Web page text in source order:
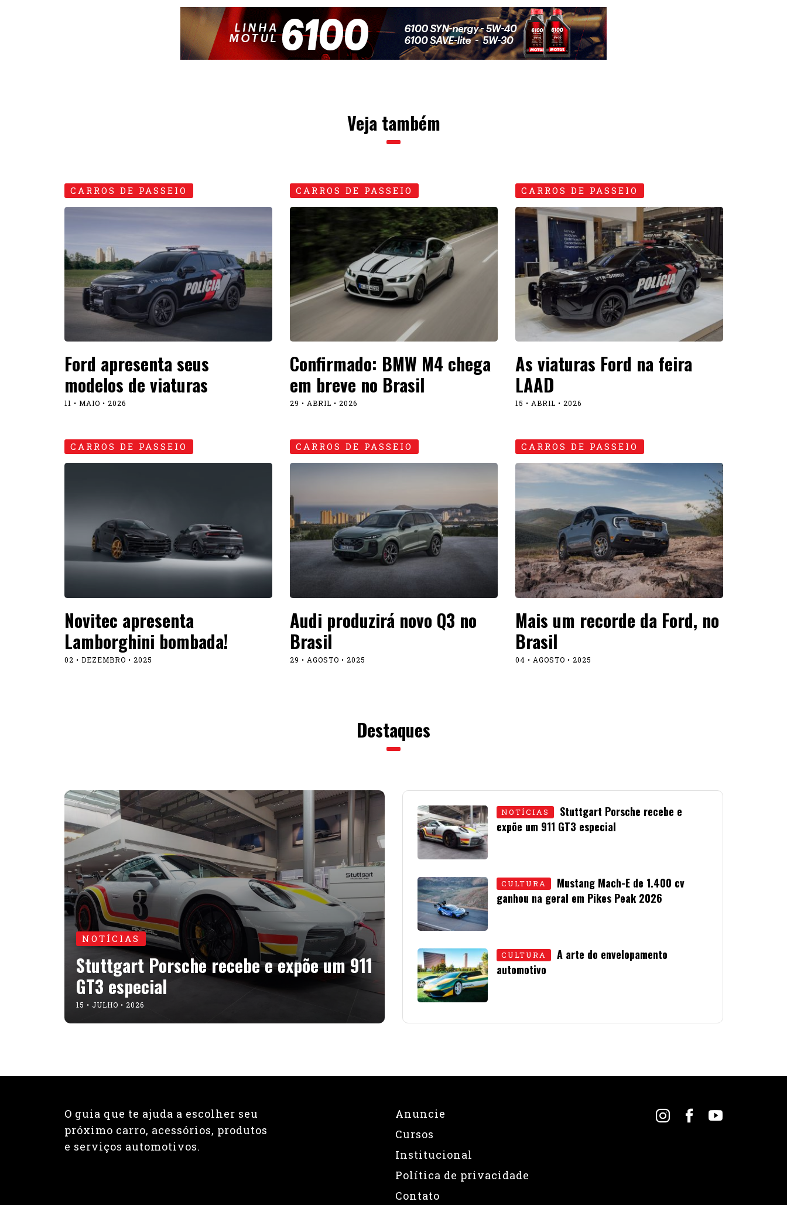
Veja também
CARROS DE PASSEIO
Ford apresenta seus
modelos de viaturas
11 • MAIO • 2026
CARROS DE PASSEIO
Confirmado: BMW M4 chega
em breve no Brasil
29 • ABRIL • 2026
CARROS DE PASSEIO
As viaturas Ford na feira
LAAD
15 • ABRIL • 2026
CARROS DE PASSEIO
Novitec apresenta
Lamborghini bombada!
02 • DEZEMBRO • 2025
CARROS DE PASSEIO
Audi produzirá novo Q3 no
Brasil
29 • AGOSTO • 2025
CARROS DE PASSEIO
Mais um recorde da Ford, no
Brasil
04 • AGOSTO • 2025
Destaques
NOTÍCIAS
Stuttgart Porsche recebe e expõe um 911
GT3 especial
15 • JULHO • 2026
NOTÍCIAS
Stuttgart Porsche recebe e
expõe um 911 GT3 especial
CULTURA
Mustang Mach-E de 1.400 cv
ganhou na geral em Pikes Peak 2026
CULTURA
A arte do envelopamento
automotivo
O guia que te ajuda a escolher seu
próximo carro, acessórios, produtos
e serviços automotivos.
Anuncie
Cursos
Institucional
Política de privacidade
Contato